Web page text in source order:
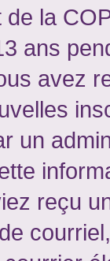
la
ans
avez
un
reçu